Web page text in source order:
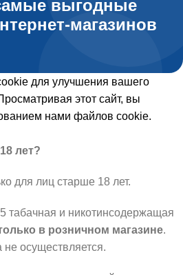
выгодные
магазинов
для улучшения вашего
этот сайт, вы
нами файлов cookie.
лет?
для лиц старше 18 лет.
табачная и никотинсодержащая
в розничном магазине.
осуществляется.